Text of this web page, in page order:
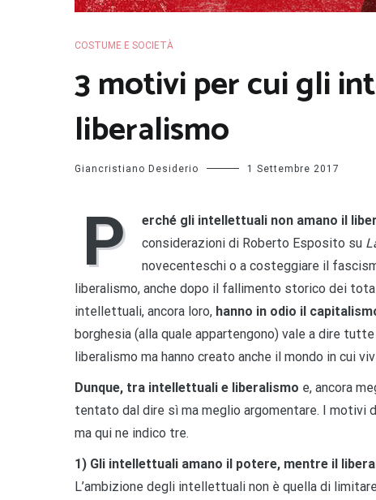
COSTUME E SOCIETÀ
3 motivi per cui gli
liberalismo
Giancristiano Desiderio 1 Settembre 2017
P erché gli intellettuali non amano il
considerazioni di Roberto Esposito su
novecenteschi o a costeggiare il
liberalismo, anche dopo il fallimento storico dei
intellettuali, ancora loro, hanno in odio il
borghesia (alla quale appartengono) vale a dire
liberalismo ma hanno creato anche il mondo in cui
Dunque, tra intellettuali e liberalismo e, ancora
tentato dal dire sì ma meglio argomentare. I motivi
ma qui ne indico tre.
1) Gli intellettuali amano il potere, mentre il
L’ambizione degli intellettuali non è quella di